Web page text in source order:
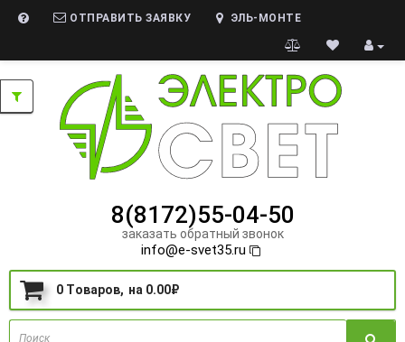
ОТПРАВИТЬ ЗАЯВКУ ЭЛЬ-МОНТЕ
8(8172)55-04-50
заказать обратный звонок
info@e-svet35.ru
0 Tоваров, на 0.00₽